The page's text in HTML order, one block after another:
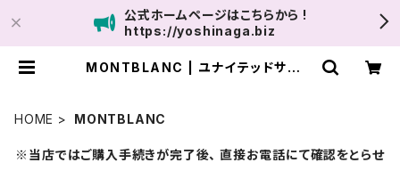
公式ホームページはこちらから !
https://yoshinaga.biz
MONTBLANC | ユナイテッドサロン
HOME MONTBLANC
※当店ではご購入手続きが完了後、 直接お電話にて確認をとらせ